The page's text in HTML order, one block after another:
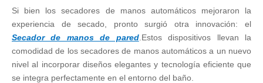
Si bien los secadores de manos automáticos mejoraron la
experiencia de secado, pronto surgió otra innovación: el
Secador de manos de pared.Estos dispositivos llevan la
comodidad de los secadores de manos automáticos a un nuevo
nivel al incorporar diseños elegantes y tecnología eficiente que
se integra perfectamente en el entorno del baño.